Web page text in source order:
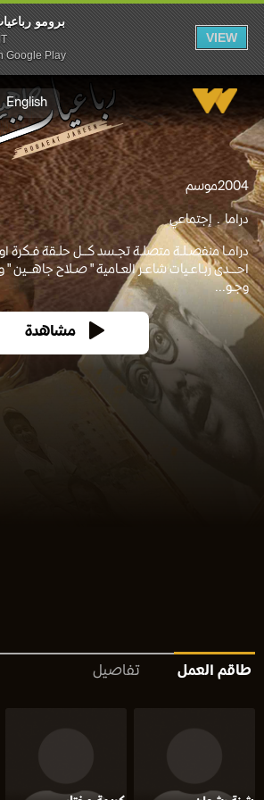
برومو
Google Play
VIEW
English
2004موسم
دراما إجتماعي
درامـا منفصـلـة متصلـة تجـسد كــل حلـقة فـكرة
احـــدى ربـاعـيات شاعـر العـامية " صـلاح
وجـو...
مشاهدة
طاقم العمل تفاصيل